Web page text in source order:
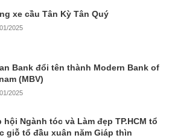
xe cầu Tân Kỳ Tân Quý
2025
Bank đổi tên thành Modern Bank of
(MBV)
2025
hội Ngành tóc và Làm đẹp TP.HCM tổ
giỗ tổ đầu xuân năm Giáp thìn